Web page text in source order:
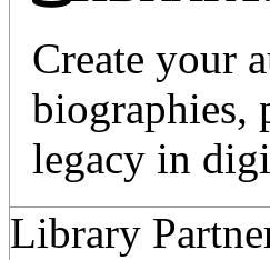
Create your
biographies,
legacy in
Library